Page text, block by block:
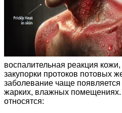
воспалительная реакция
закупорки протоков потовых
заболевание чаще
жарких, влажных
относятся: